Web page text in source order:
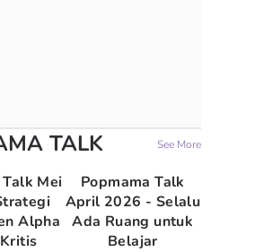
TALK See More
Mei
Alpha
Popmama Talk
April 2026 - Selalu
Ada Ruang untuk
Belajar